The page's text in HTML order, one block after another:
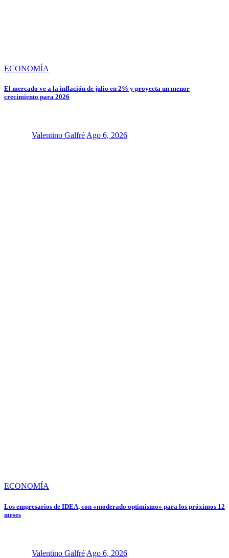
ECONOMÍA
El mercado ve a la inflación de julio en 2% y proyecta un menor
crecimiento para 2026
Valentino GalfréAgo 6, 2026
ECONOMÍA
Los empresarios de IDEA, con «moderado optimismo» para los próximos 12
meses
Valentino Galfré Ago 6, 2026